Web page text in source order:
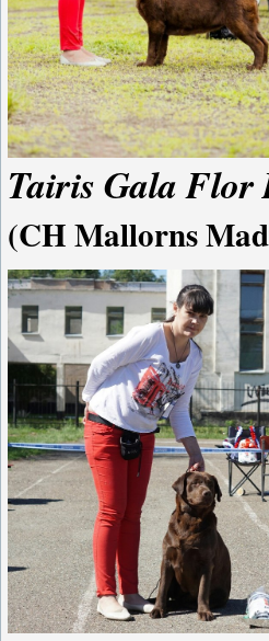
Tairis Gala Flor
(CH Mallorns